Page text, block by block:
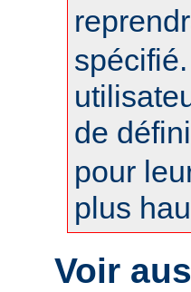
de
pour
plus
Voir